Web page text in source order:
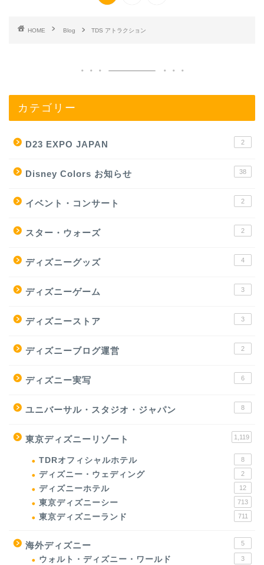
HOME Blog TDS アトラクション
カテゴリー
D23 EXPO JAPAN 2
Disney Colors お知らせ 38
イベント・コンサート 2
スター・ウォーズ 2
ディズニーグッズ 4
ディズニーゲーム 3
ディズニーストア 3
ディズニーブログ運営 2
ディズニー実写 6
ユニバーサル・スタジオ・ジャパン 8
東京ディズニーリゾート 1,119
TDRオフィシャルホテル 8
ディズニー・ウェディング 2
ディズニーホテル 12
東京ディズニーシー 713
東京ディズニーランド 711
海外ディズニー 5
ウォルト・ディズニー・ワールド 3